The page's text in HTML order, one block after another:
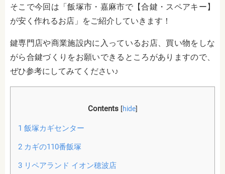
そこで今回は「飯塚市・嘉麻市で【合鍵・スペアキー】
が安く作れるお店」をご紹介していきます！
鍵専門店や商業施設内に入っているお店、買い物をしな
がら合鍵づくりをお願いできるところがありますので、
ぜひ参考にしてみてください♪
Contents [hide]
1 飯塚カギセンター
2カギの110番飯塚
3リペアランド イオン穂波店